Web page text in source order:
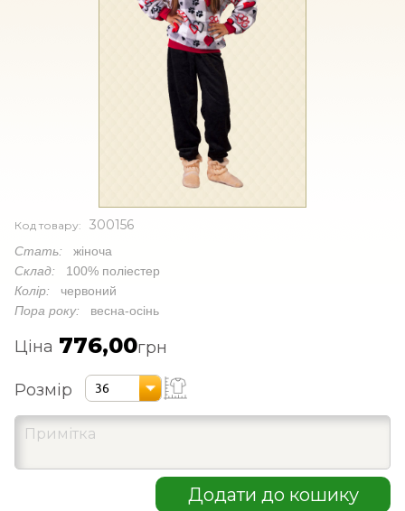
Код товару: 300156
Стать: жіноча
Склад: 100% поліестер
Колір: червоний
Пора року: весна-осінь
Ціна 776,00грн
Розмір 36
Додати до кошику